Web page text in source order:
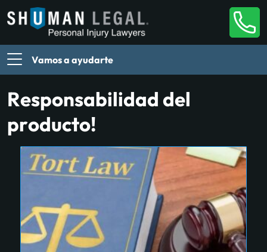
Vamos a ayudarte
Responsabilidad del
producto!